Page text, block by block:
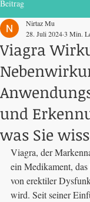
Beitrag
Viagra
und
was Sie
Nirtaz Mu
28. Juli 20243 Min.
Viagra, der
ein Medikament,
von erektiler
wird. Seit seiner